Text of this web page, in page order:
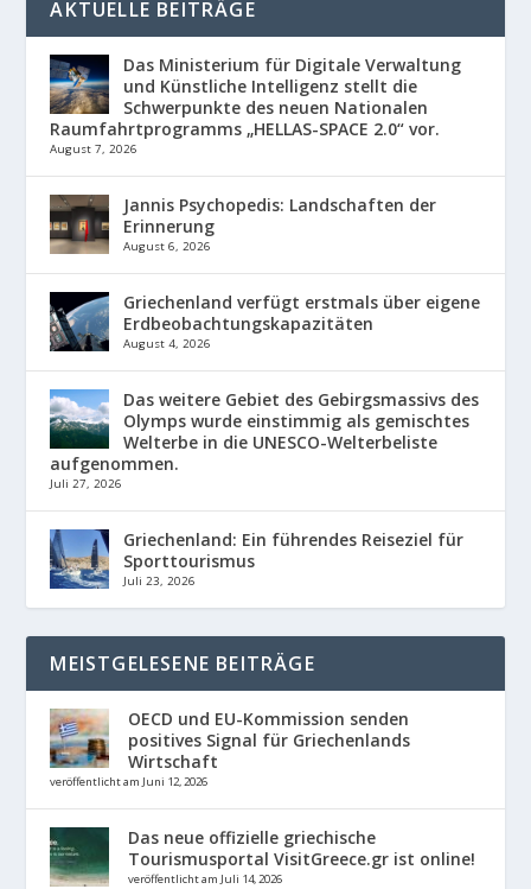
AKTUELLE BEITRÄGE
Das Ministerium für Digitale Verwaltung
und Künstliche Intelligenz stellt die
Schwerpunkte des neuen Nationalen
Raumfahrtprogramms „HELLAS-SPACE 2.0“ vor.
August 7, 2026
Jannis Psychopedis: Landschaften der
Erinnerung
August 6, 2026
Griechenland verfügt erstmals über eigene
Erdbeobachtungskapazitäten
August 4, 2026
Das weitere Gebiet des Gebirgsmassivs des
Olymps wurde einstimmig als gemischtes
Welterbe in die UNESCO-Welterbeliste
aufgenommen.
Juli 27, 2026
Griechenland: Ein führendes Reiseziel für
Sporttourismus
Juli 23, 2026
MEISTGELESENE BEITRÄGE
OECD und EU-Kommission senden
positives Signal für Griechenlands
Wirtschaft
veröffentlicht am Juni 12, 2026
Das neue offizielle griechische
Tourismusportal VisitGreece.gr ist online!
veröffentlicht am Juli 14, 2026